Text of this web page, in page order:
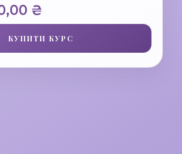
₴.
₴
ціна:
490,00 ₴.
КУПИТИ КУРС